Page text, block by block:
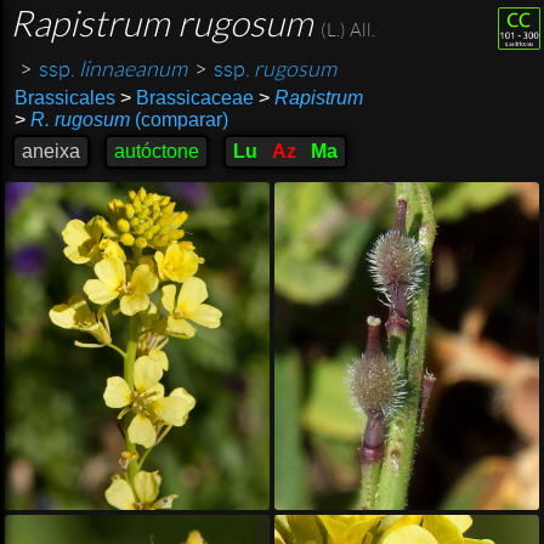
Rapistrum rugosum (L.) All.
> ssp. linnaeanum> ssp. rugosum
Brassicales >Brassicaceae > Rapistrum
> R. rugosum(comparar)
aneixa
autóctone Lu Az Ma